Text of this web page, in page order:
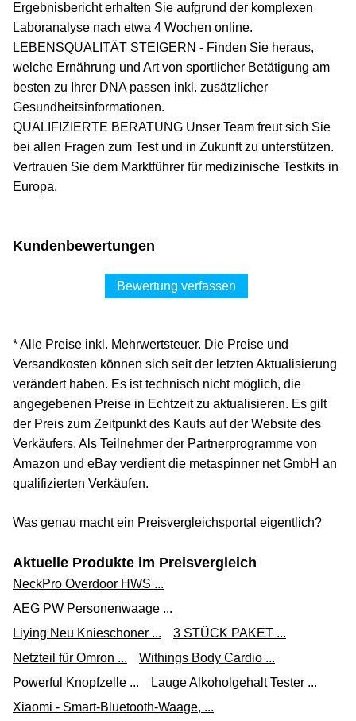
Ergebnisbericht erhalten Sie aufgrund der komplexen
Laboranalyse nach etwa 4 Wochen online.
LEBENSQUALITÄT STEIGERN - Finden Sie heraus,
welche Ernährung und Art von sportlicher Betätigung am
besten zu Ihrer DNA passen inkl. zusätzlicher
Gesundheitsinformationen.
QUALIFIZIERTE BERATUNG Unser Team freut sich Sie
bei allen Fragen zum Test und in Zukunft zu unterstützen.
Vertrauen Sie dem Marktführer für medizinische Testkits in
Europa.
Kundenbewertungen
Bewertung verfassen
* Alle Preise inkl. Mehrwertsteuer. Die Preise und
Versandkosten können sich seit der letzten Aktualisierung
verändert haben. Es ist technisch nicht möglich, die
angegebenen Preise in Echtzeit zu aktualisieren. Es gilt
der Preis zum Zeitpunkt des Kaufs auf der Website des
Verkäufers. Als Teilnehmer der Partnerprogramme von
Amazon und eBay verdient die metaspinner net GmbH an
qualifizierten Verkäufen.
Was genau macht ein Preisvergleichsportal eigentlich?
Aktuelle Produkte im Preisvergleich
NeckPro Overdoor HWS ...
AEG PW Personenwaage ...
Liying Neu Knieschoner ...
3 STÜCK PAKET ...
Netzteil für Omron ...
Withings Body Cardio ...
Powerful Knopfzelle ...
Lauge Alkoholgehalt Tester ...
Xiaomi - Smart-Bluetooth-Waage, ...